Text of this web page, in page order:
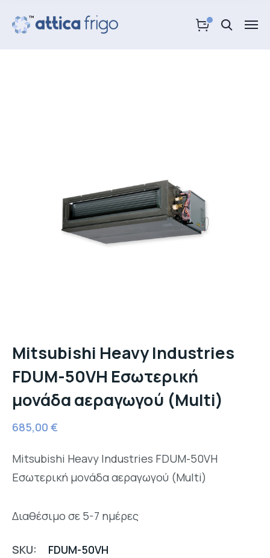
Mitsubishi Heavy Industries
FDUM-50VH Εσωτερική
μονάδα αεραγωγού (Multi)
685,00 €
Mitsubishi Heavy Industries FDUM-50VH
Εσωτερική μονάδα αεραγωγού (Multi)
Διαθέσιμο σε 5-7 ημέρες
SKU:
FDUM-50VH